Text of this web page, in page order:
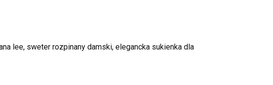
lee, sweter rozpinany damski, elegancka sukienka dla